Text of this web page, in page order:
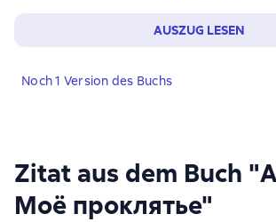
Zitat aus dem Buch
Моё проклятье"
AUSZUG LESEN
Noch 1 Version des Buchs